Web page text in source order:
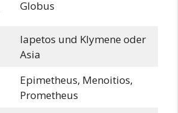
Globus
Iapetos und Klymene oder
Asia
Epimetheus, Menoitios,
Prometheus